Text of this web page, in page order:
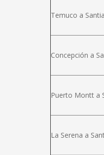
Temuco a
Concepción a
Puerto Montt a
La Serena a